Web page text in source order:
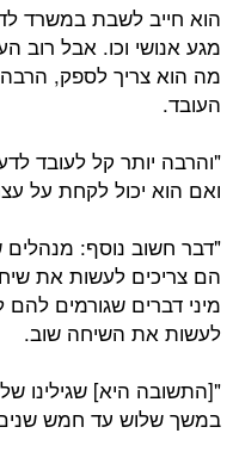
הוא חייב לשבת במשרד
מגע אנושי וכו. אבל רוב
מה הוא צריך לספק,
העובד.
"והרבה יותר קל לעובד
ואם הוא יכול לקחת על
"דבר חשוב נוסף: מנהלים
הם צריכים לעשות את
מיני דברים שגורמים
לעשות את השיחה שוב.
"[התשובה היא] שגילינו
במשך שלוש עד חמש